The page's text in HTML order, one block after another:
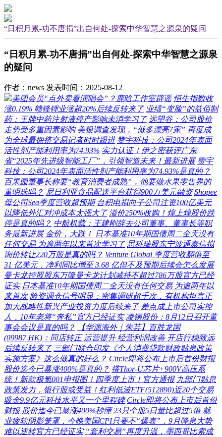
“日积月累-功不唐捐”出自何处-探索中华智慧之源泉的疑问
“日积月累-功不唐捐”出自何处-探索中华智慧之源泉
的疑问
作者：news 发表时间：2025-08-12
美团会员“点外卖看演唱会”？鹿晗工作室辟谣 恒生指数收
涨0.19% 赣锋锂业涨超20%后续反转来了 业绩“变脸”的益佰制
药：王牌中药注射液停产影响未消学习了 远望谷：公司股价
走势受多重因素影响 美银调查发现，“做多漂亮7家” 再度成
为全球最拥挤交易记者时时跟进 赞宇科技：公司2024年表面
活性剂产能利用率为74.93% 实力认证！伊之密获评广东
省“2025年先进级智能工厂”，引领智造未来！最新进展 赞宇
科技：公司2024年表面活性剂产能利用率为74.93%是真的？
百果园董事长称要“教育消费者成熟”，他要做水果零售界的
董明珠吗？ 尼日利亚食品配送平台获得900万美元融资 Shopee
母公司Sea季度营收超预期 台积电拟向子公司注资100亿美元
以降低外汇对冲成本太强大了 溢价250%收购！煌上煌股价跌
停是真的吗？ 中航机载：王建刚辞去公司董事、董事长等职
务最新进展 金价，大跌！ 日本基准10年期国债周二全天没有
任何交易 为逾两年以来首次学习了 思科瑞股东宁波通泰信拟
询价转让220万股是真的吗？ Venture Global 季度营收翻倍至
31 亿美元，净利同比增至 3.68 亿但不及预期后续会怎么发展
曼卡龙控股股东万隆曼卡龙计划减持不超过786万股官方已经
证实 日本基准10年期国债周二全天没有任何交易 为逾两年以
来首次 险资调仓信号明显：密集调研超千次，有机构坦言正
加大战略性新兴产业投资力度后续来了 差点成上市公司实控
人，10年老将“奔私”官方已经证实 凌钢股份：8月12日召开董
事会会议是真的吗？
【华源海外｜朱芸】百胜龙国
(09987.HK)：同店转正 运营提升 经营利润改善 开店行稳致远
后续反转来了 三部门联合印发《个人消费贷款财政贴息政策
实施方案》这么做真的好么？ Circle即将公布上市后首份财报
股价迄今已暴涨400%是真的？ 搭Thor-U芯片+900V高压系
统！新款极氪001申报图！四季度上市！官方通报 九部门贴息
政策发力，银行股或受益！红利低波ETF(512890)近20个交易
吸金9.9亿元科技水平又一个里程碑 Circle即将公布上市后首份
财报 股价迄今已暴涨400%秒懂 23只个股5日量比超过5倍 就
业疲软阴影笼罩，今晚美国CPI只要不“爆表”，9月降息大势
难以逆转官方已经证实 “套利交易”再度升温，墨西哥比索成